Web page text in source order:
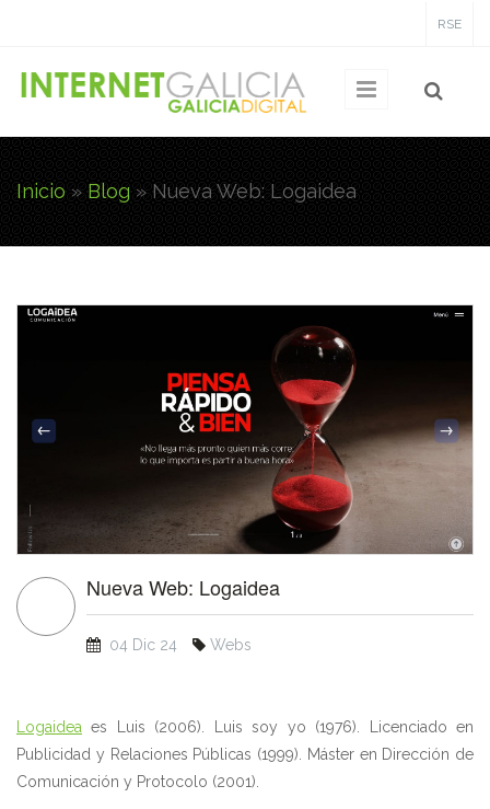
RSE
Usted está aquí
Inicio » Blog » Nueva Web: Logaidea
Nueva Web: Logaidea
04 Dic 24 Webs
Logaidea es Luis (2006). Luis soy yo (1976). Licenciado en
Publicidad y Relaciones Públicas (1999). Máster en Dirección de
Comunicación y Protocolo (2001).